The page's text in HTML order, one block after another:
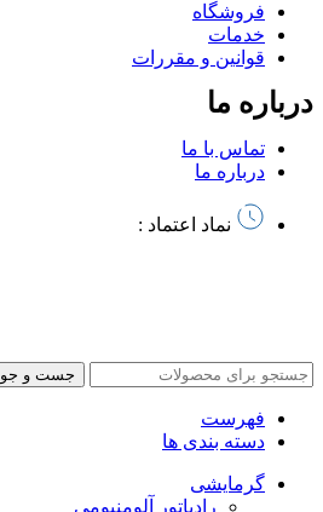
فروشگاه
خدمات
قوانین و مقررات
درباره ما
تماس با ما
درباره ما
نماد اعتماد :
جست و جو
فهرست
دسته بندی ها
گرمایشی
رادیاتور آلومنیومی